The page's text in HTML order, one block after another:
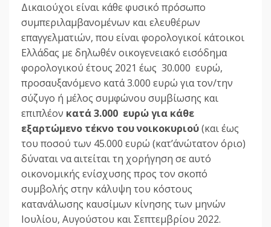
Δικαιούχοι είναι κάθε φυσικό πρόσωπο
συμπεριλαμβανομένων και ελευθέρων
επαγγελματιών, που είναι φορολογικοί κάτοικοι
Ελλάδας με δηλωθέν οικογενειακό εισόδημα
φορολογικού έτους 2021 έως 30.000 ευρώ,
προσαυξανόμενο κατά 3.000 ευρώ για τον/την
σύζυγο ή μέλος συμφώνου συμβίωσης και
επιπλέον κατά 3.000 ευρώ για κάθε
εξαρτώμενο τέκνο του νοικοκυριού(και έως
του ποσού των 45.000 ευρώ (κατ’άνώτατον όριο)
δύναται να αιτείται τη χορήγηση σε αυτό
οικονομικής ενίσχυσης προς τον σκοπό
συμβολής στην κάλυψη του κόστους
κατανάλωσης καυσίμων κίνησης των μηνών
Ιουλίου, Αυγούστου και Σεπτεμβρίου 2022.